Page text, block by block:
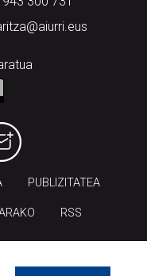
PUBLIZITATEA
RSS